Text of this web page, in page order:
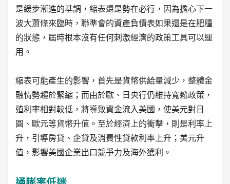
是緩步漸進的基調，縮表還是勢在必行，因為擔心下一
波大蕭條來臨時，聯準會的資產負債表如果還是在肥腫
的狀態，屆時根本沒有任何刺激經濟的政策工具可以運
用。
縮表可能產生的影響，首先是貨幣供給量減少，整體金
融情勢趨於緊縮；而由於歐、日央行仍維持寬鬆政策，
殖利率相對較低，將導致資金流入美國，使美元對日
圓、歐元等貨幣升值。至於經濟上的衝擊，則是利率上
升，引導房貸、企貸及消費性貸款利率上升；美元升
值，影響美國企業出口競爭力及海外獲利。